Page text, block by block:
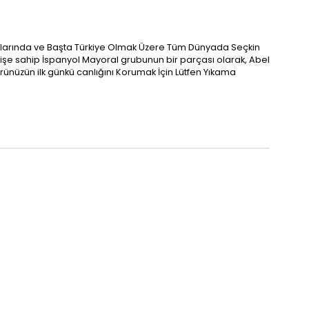
ve Başta Türkiye Olmak Üzere Tüm Dünyada Seçkin
sahip İspanyol Mayoral grubunun bir parçası olarak, Abel
ilk günkü canlığını Korumak İçin Lütfen Yıkama